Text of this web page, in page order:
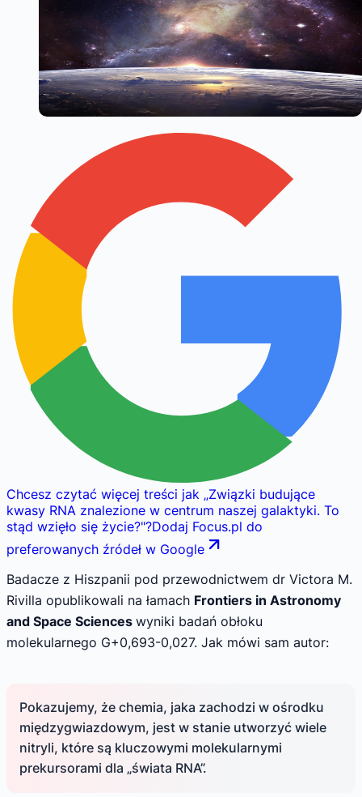
Chcesz czytać więcej treści jak „Związki budujące
kwasy RNA znalezione w centrum naszej galaktyki. To
stąd wzięło się życie?"?Dodaj Focus.pl do
preferowanych źródeł w Google
Badacze z Hiszpanii pod przewodnictwem dr Victora M.
Rivilla opublikowali na łamach Frontiers in Astronomy
and Space Sciences wyniki badań obłoku
molekularnego G+0,693-0,027. Jak mówi sam autor:
Pokazujemy, że chemia, jaka zachodzi w ośrodku
międzygwiazdowym, jest w stanie utworzyć wiele
nitryli, które są kluczowymi molekularnymi
prekursorami dla „świata RNA”.